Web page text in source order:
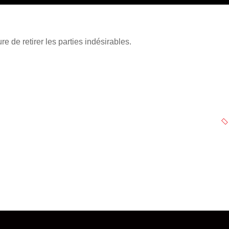
de retirer les parties indésirables.